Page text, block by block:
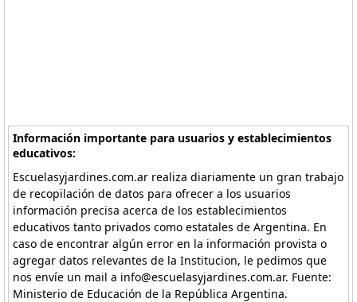
Información importante para usuarios y establecimientos
educativos:
Escuelasyjardines.com.ar realiza diariamente un gran trabajo
de recopilación de datos para ofrecer a los usuarios
información precisa acerca de los establecimientos
educativos tanto privados como estatales de Argentina. En
caso de encontrar algún error en la información provista o
agregar datos relevantes de la Institucion, le pedimos que
nos envíe un mail a info@escuelasyjardines.com.ar. Fuente:
Ministerio de Educación de la República Argentina.